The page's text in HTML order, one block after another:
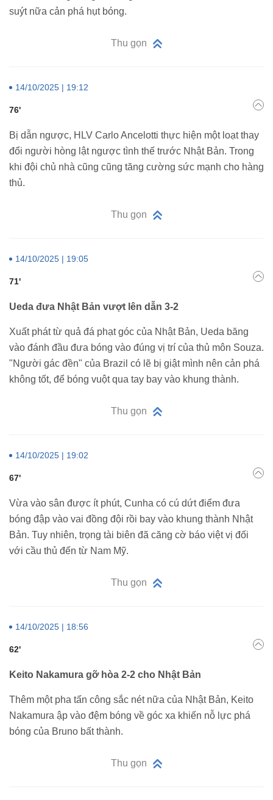
suýt nữa cản phá hụt bóng.
Thu gọn
14/10/2025 | 19:12
76'
Bị dẫn ngược, HLV Carlo Ancelotti thực hiện một loạt thay
đổi người hòng lật ngược tình thế trước Nhật Bản. Trong
khi đội chủ nhà cũng cũng tăng cường sức mạnh cho hàng
thủ.
Thu gọn
14/10/2025 | 19:05
71'
Ueda đưa Nhật Bản vượt lên dẫn 3-2
Xuất phát từ quả đá phạt góc của Nhật Bản, Ueda băng
vào đánh đầu đưa bóng vào đúng vị trí của thủ môn Souza.
"Người gác đền" của Brazil có lẽ bị giật mình nên cản phá
không tốt, để bóng vuột qua tay bay vào khung thành.
Thu gọn
14/10/2025 | 19:02
67'
Vừa vào sân được ít phút, Cunha có cú dứt điểm đưa
bóng đập vào vai đồng đội rồi bay vào khung thành Nhật
Bản. Tuy nhiên, trọng tài biên đã căng cờ báo việt vị đối
với cầu thủ đến từ Nam Mỹ.
Thu gọn
14/10/2025 | 18:56
62'
Keito Nakamura gỡ hòa 2-2 cho Nhật Bản
Thêm một pha tấn công sắc nét nữa của Nhật Bản, Keito
Nakamura ập vào đệm bóng về góc xa khiến nỗ lực phá
bóng của Bruno bất thành.
Thu gọn